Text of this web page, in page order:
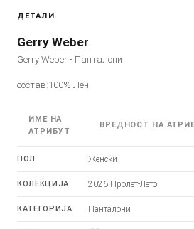
ДЕТАЛИ
Gerry Weber
Gerry Weber - Панталони
состав:100% Лен
ИМЕ НА
АТРИБУТ
ВРЕДНОСТ НА
ПОЛ Женски
КОЛЕКЦИЈА 2026 Пролет-Лето
КАТЕГОРИЈА Панталони